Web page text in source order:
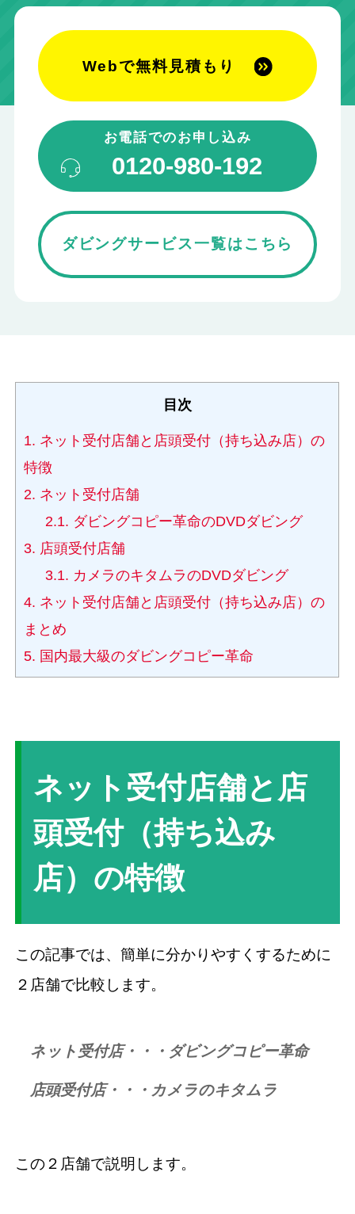
Webで無料見積もり
お電話でのお申し込み
0120-980-192
ダビングサービス一覧はこちら
目次
1. ネット受付店舗と店頭受付（持ち込み店）の
特徴
2. ネット受付店舗
2.1. ダビングコピー革命のDVDダビング
3. 店頭受付店舗
3.1. カメラのキタムラのDVDダビング
4. ネット受付店舗と店頭受付（持ち込み店）の
まとめ
5. 国内最大級のダビングコピー革命
ネット受付店舗と店
頭受付（持ち込み
店）の特徴
この記事では、簡単に分かりやすくするために
２店舗で比較します。
ネット受付店・・・ダビングコピー革命
店頭受付店・・・カメラのキタムラ
この２店舗で説明します。